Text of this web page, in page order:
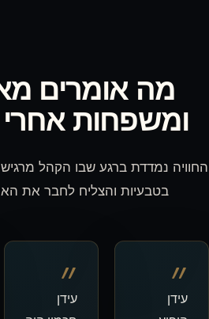
מארגנים
אחרי המופע
שבו הקהל מרגיש שהמופע דיבר אליו
לחבר את האנשים בחדר.
״
עידן
״
מבקש